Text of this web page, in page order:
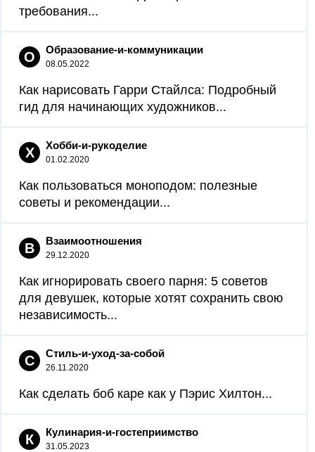
требования...
О Образование-и-коммуникации
08.05.2022
Как нарисовать Гарри Стайлса: Подробный
гид для начинающих художников...
Х Хобби-и-рукоделие
01.02.2020
Как пользоваться моноподом: полезные
советы и рекомендации...
В Взаимоотношения
29.12.2020
Как игнорировать своего парня: 5 советов
для девушек, которые хотят сохранить свою
независимость...
С Стиль-и-уход-за-собой
26.11.2020
Как сделать боб каре как у Пэрис Хилтон...
К Кулинария-и-гостеприимство
31.05.2023